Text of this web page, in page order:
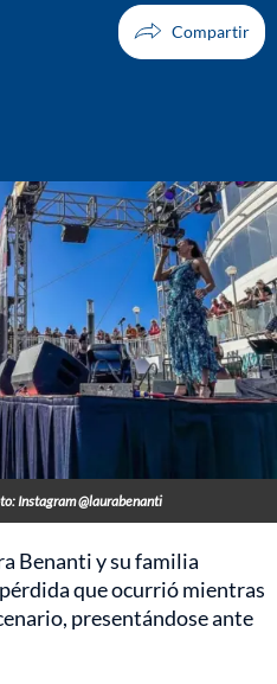
Instagram @laurabenanti
Benanti y su familia
que ocurrió mientras
presentándose ante